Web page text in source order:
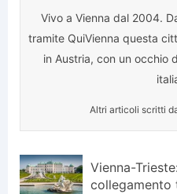
Vivo a Vienna dal 2004.
tramite QuiVienna questa
in Austria, con un occhio
Altri articoli scritti
Vienna-
collegamento